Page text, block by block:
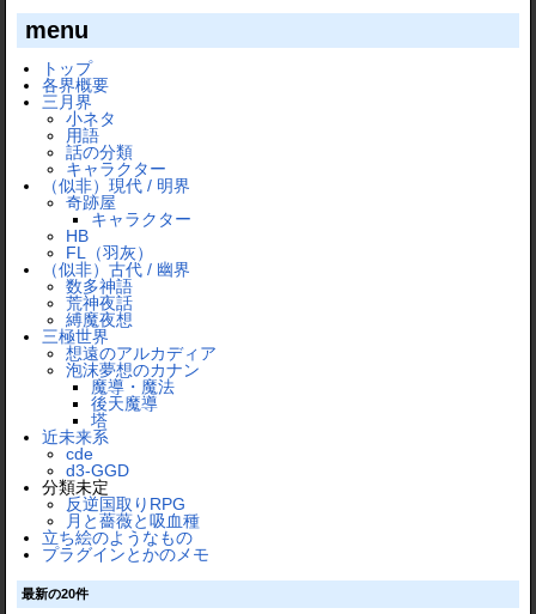
menu
トップ
各界概要
三月界
小ネタ
用語
話の分類
キャラクター
（似非）現代 / 明界
奇跡屋
キャラクター
HB
FL（羽灰）
（似非）古代 / 幽界
数多神語
荒神夜話
縛魔夜想
三極世界
想遠のアルカディア
泡沫夢想のカナン
魔導・魔法
後天魔導
塔
近未来系
cde
d3-GGD
分類未定
反逆国取りRPG
月と薔薇と吸血種
立ち絵のようなもの
プラグインとかのメモ
最新の20件